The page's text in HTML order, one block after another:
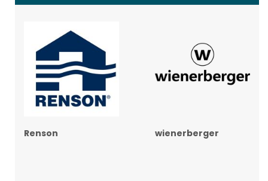
Renson wienerberger